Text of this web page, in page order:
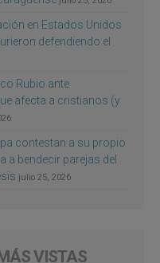
en Estados Unidos
defendiendo el
Rubio ante
afecta a cristianos (y
contestan a su propio
a bendecir parejas del
julio 25, 2026
VISTAS